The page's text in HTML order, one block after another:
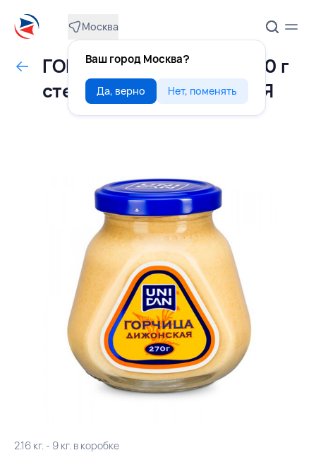
Москва
Ваш город Москва?
Да, верно Нет, поменять
ГОРЧИЦА Дижонская 270 г
стекло, UNI DAN, РОССИЯ
2.16 кг. - 9 кг. в коробке